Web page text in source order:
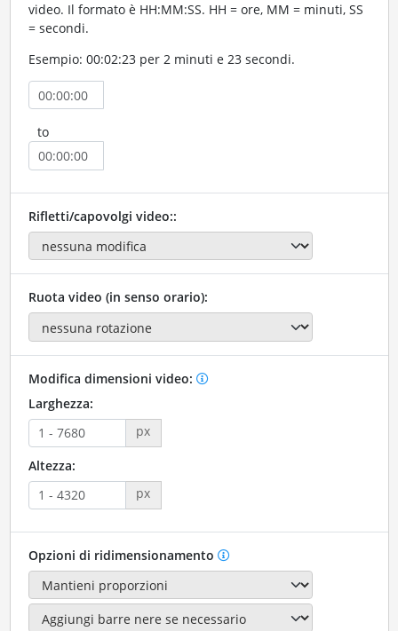
video. Il formato è HH:MM:SS. HH = ore, MM = minuti, SS
= secondi.
Esempio: 00:02:23 per 2 minuti e 23 secondi.
to
Rifletti/capovolgi video::
Ruota video (in senso orario):
Modifica dimensioni video:
Larghezza:
px
Altezza:
px
Opzioni di ridimensionamento